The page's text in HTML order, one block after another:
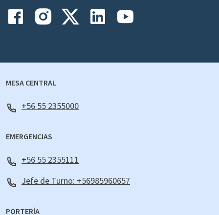
MESA CENTRAL
+56 55 2355000
EMERGENCIAS
+56 55 2355111
Jefe de Turno: +56985960657
PORTERÍA